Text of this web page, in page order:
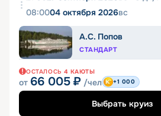
08:0004 октября 2026вс
А.С. Попов
СТАНДАРТ
ОСТАЛОСЬ 4 КАЮТЫ
от 66 005 ₽ /чел +1 000
Выбрать круиз